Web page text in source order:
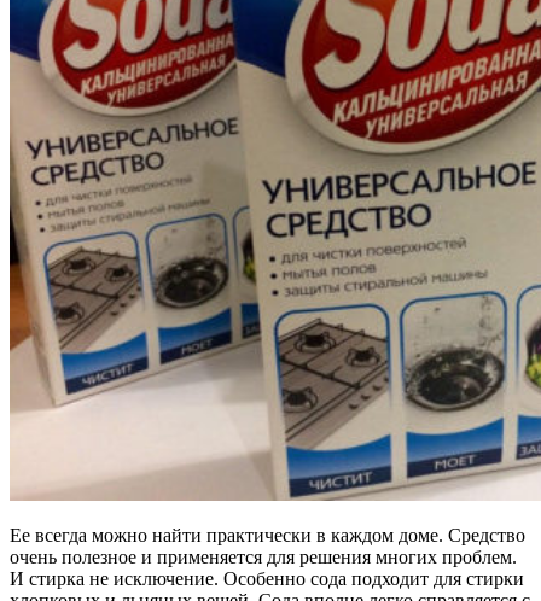
Ее всегда можно найти практически в каждом доме. Средство
очень полезное и применяется для решения многих проблем.
И стирка не исключение. Особенно сода подходит для стирки